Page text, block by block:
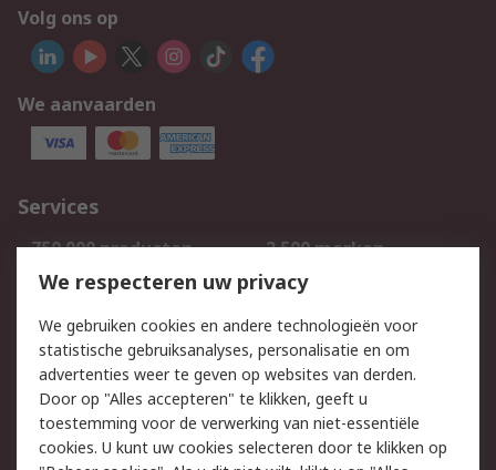
Volg ons op
We aanvaarden
Services
750.000 producten
2.500 merken
Bestellen
Inkoopoplossingen
Track & Trace
Wettelijk
Cookiebeleid
Email veiligheid
We respecteren uw privacy
We gebruiken cookies en andere technologieën voor
statistische gebruiksanalyses, personalisatie en om
advertenties weer te geven op websites van derden.
Door op "Alles accepteren" te klikken, geeft u
toestemming voor de verwerking van niet-essentiële
cookies. U kunt uw cookies selecteren door te klikken op